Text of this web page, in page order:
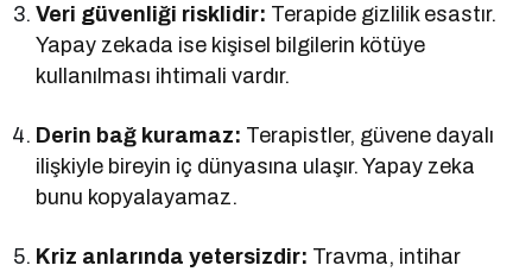
Veri güvenliği risklidir: Terapide gizlilik esastır.
Yapay zekada ise kişisel bilgilerin kötüye
kullanılması ihtimali vardır.
Derin bağ kuramaz: Terapistler, güvene dayalı
ilişkiyle bireyin iç dünyasına ulaşır. Yapay zeka
bunu kopyalayamaz.
Kriz anlarında yetersizdir: Travma, intihar